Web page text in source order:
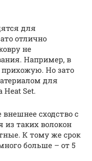
для
отлично
не
Например, в
Но зато
для
Heat Set.
сходство с
таких волокон
К тому же срок
больше – от 5